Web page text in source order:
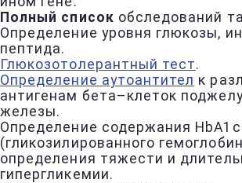
Полный список обследований
Определение уровня глюкозы,
пептида.
Глюкозотолерантный тест.
Определение аутоантител к
антигенам бета–клеток
железы.
Определение содержания HbA1c
(гликозилированного
определения тяжести и
гипергликемии.